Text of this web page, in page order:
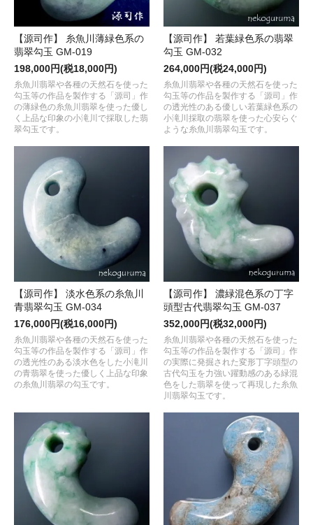
【源司作】 糸魚川薄緑色系の
翡翠勾玉 GM-019
198,000円(税18,000円)
糸魚川翡翠や各種の天然石を使った
勾玉等の作品を製作する「源司」作
の薄緑色の糸魚川翡翠を使った優し
く上品な印象の小滝川で採取した翡
翠勾玉です。
【源司作】 若葉緑色系の翡翠
勾玉 GM-032
264,000円(税24,000円)
糸魚川翡翠や各種の天然石を使った
勾玉等の作品を製作する「源司」作
の透光性のある優しい若葉緑色系の
小滝川採取の翡翠を使った心安らぐ
ような糸魚川翡翠勾玉です。
【源司作】 淡水色系の糸魚川
青翡翠勾玉 GM-034
176,000円(税16,000円)
糸魚川翡翠や各種の天然石を使った
勾玉等の作品を製作する「源司」作
の透光性のある淡水色をした小滝川
の青翡翠を使った優しく上品な印象
の糸魚川翡翠の勾玉です。
【源司作】 濃緑混色系の丁字
頭型古代翡翠勾玉 GM-037
352,000円(税32,000円)
糸魚川翡翠や各種の天然石を使った
勾玉等の作品を製作する「源司」作
の実際に発掘された変形丁字頭型の
古代勾玉を力強い躍動感のある緑混
色をした翡翠を使って再現した糸魚
川翡翠勾玉です。